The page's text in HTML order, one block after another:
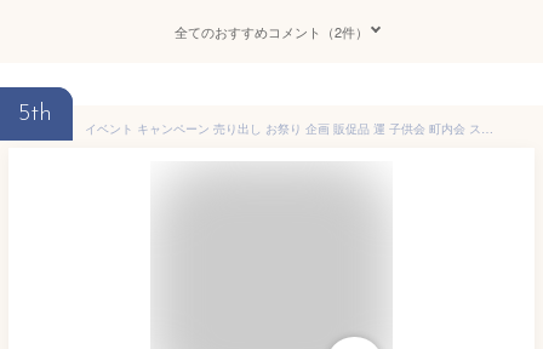
全てのおすすめコメント（2件）
5th
イベント キャンペーン 売り出し お祭り 企画 販促品 運 子供会 町内会 スクラッチくじ お楽しみスクラッチ じゃんけんスクラッチ これ1パックでスクラッチカードキャンペーンが今すぐ出来る イベント・キャンペーンをお手伝い 削りかすが出ない SC-306 メール便対応商品